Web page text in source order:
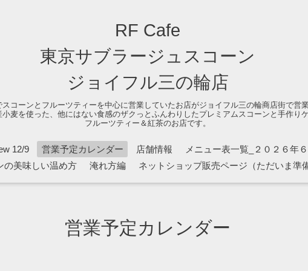
RF Cafe
東京サブラージュスコーン
ジョイフル三の輪店
コーンとフルーツティーを中心に営業していたお店がジョイフル三の輪商店街で営業
麦を使った、他にはない食感のザクっとふんわりしたプレミアムスコーンと手作りケ
フルーツティー＆紅茶のお店です。
12/9 営業予定カレンダー 店舗情報 メニュー表一覧_２０２６年
の美味しい温め方
淹れ方編 ネットショップ販売ページ（ただいま準
営業予定カレンダー